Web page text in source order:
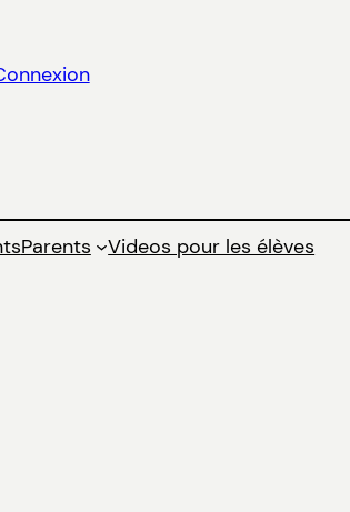
Parents Videos pour les élèves